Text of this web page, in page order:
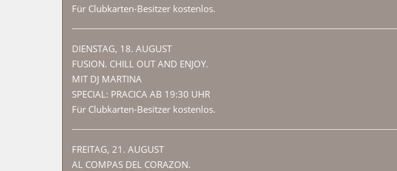
Für Clubkarten-Besitzer kostenlos.
DIENSTAG, 18. AUGUST
FUSION. CHILL OUT AND ENJOY.
MIT DJ MARTINA
SPECIAL: PRACICA AB 19:30 UHR
Für Clubkarten-Besitzer kostenlos.
FREITAG, 21. AUGUST
AL COMPAS DEL CORAZON.